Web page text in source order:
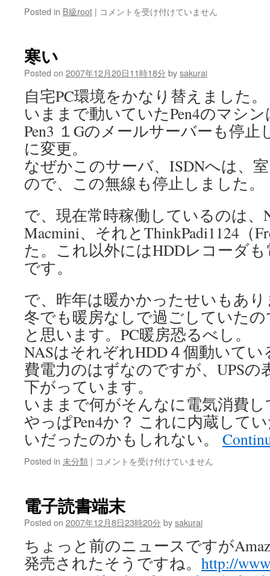
Posted in B級root | 開
コメントを受け付けていません
寒い
Posted on 2007年12月20日11時18分 bysakurai
自宅PC環境をかなり替えました。
いままで動いていたPen4のマシ
Pen3 １Gのメールサーバーも停
に変更。
なぜかこのサーバ、ISDNへは、
ので、この無線も停止しました。
で、現在常時稼働しているのは、
Macmini、それとThinkPadi1124（
た。これ以外にはHDDレコーダ
です。
で、昨年は暖かかったせいもあ
冬でも暖房なしで過ごしていた
と思います。PC暖房恐るべし。
NASはそれぞれHDD４個動いて
費電力のはずなのですが、UPS
下がっています。
いままで何がそんなに電気消費
やっぱPen4か？ これに内蔵して
いだったのかもしれない。
Posted in 未分類 | 寒
コメントを受け付けていません
電子読書端末
Posted on 2007年12月8日23時20分 bysakurai
ちょっと前のニュースですが
発売されたそうですね。 http://